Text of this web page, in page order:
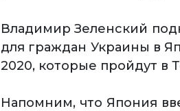
Владимир Зеленский
для граждан Украины в
2020, которые пройдут в
Напомним, что Япония